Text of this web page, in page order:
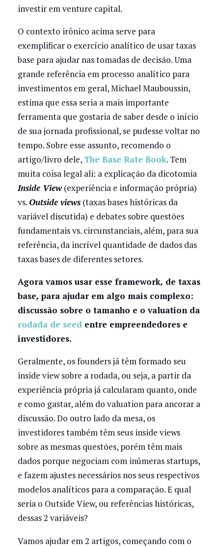
investir em venture capital.
O contexto irônico acima serve para
exemplificar o exercício analítico de usar taxas
base para ajudar nas tomadas de decisão. Uma
grande referência em processo analítico para
investimentos em geral, Michael Mauboussin,
estima que essa seria a mais importante
ferramenta que gostaria de saber desde o início
de sua jornada profissional, se pudesse voltar no
tempo. Sobre esse assunto, recomendo o
artigo/livro dele, The Base Rate Book. Tem
muita coisa legal ali: a explicação da dicotomia
Inside View(experiência e informação própria)
vs. Outside views(taxas bases históricas da
variável discutida) e debates sobre questões
fundamentais vs. circunstanciais, além, para sua
referência, da incrível quantidade de dados das
taxas bases de diferentes setores.
Agora vamos usar esse framework, de taxas
base, para ajudar em algo mais complexo:
discussão sobre o tamanho e o valuation da
rodada de seedentre empreendedores e
investidores.
Geralmente, os founders já têm formado seu
inside view sobre a rodada, ou seja, a partir da
experiência própria já calcularam quanto, onde
e como gastar, além do valuation para ancorar a
discussão. Do outro lado da mesa, os
investidores também têm seus inside views
sobre as mesmas questões, porém têm mais
dados porque negociam com inúmeras startups,
e fazem ajustes necessários nos seus respectivos
modelos analíticos para a comparação. E qual
seria o Outside View, ou referências históricas,
dessas 2 variáveis?
Vamos ajudar em 2 artigos, começando com o